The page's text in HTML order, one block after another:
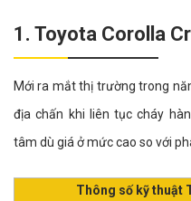
1. Toyota Corolla
Mới ra mắt thị trường trong
địa chấn khi liên tục cháy
tâm dù giá ở mức cao so với
Thông số kỹ thuật